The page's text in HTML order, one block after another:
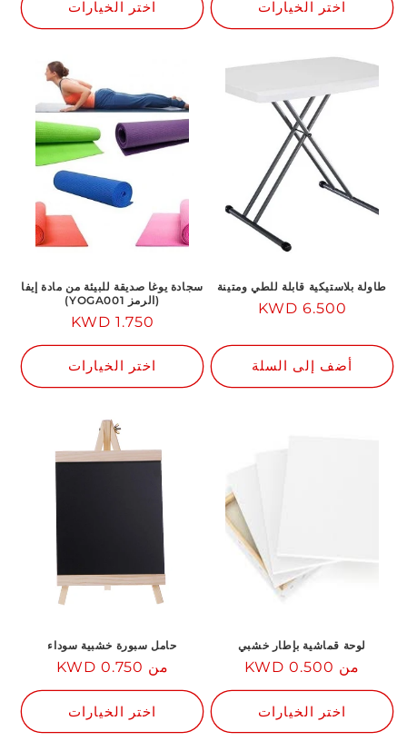
اختر الخيارات اختر الخيارات
طاولة بلاستيكية قابلة للطي ومتينة
السعر
6.500 KWD
أضف إلى السلة
سجادة يوغا صديقة للبيئة من مادة إيفا
(الرمز YOGA001)
السعر
العادي
1.750 KWD
اختر الخيارات
لوحة قماشية بإطار خشبي
السعر
العادي
من 0.500 KWD
اختر الخيارات
حامل سبورة خشبية سوداء
السعر
العادي
من 0.750 KWD
اختر الخيارات